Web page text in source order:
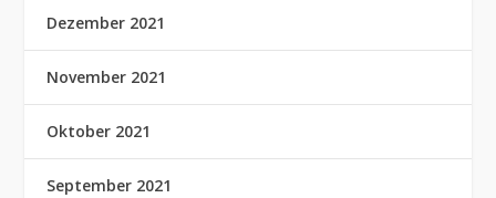
Dezember 2021
November 2021
Oktober 2021
September 2021